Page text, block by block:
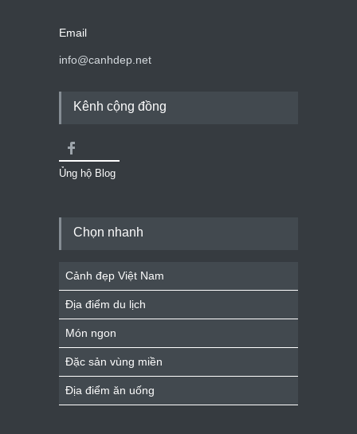
Email
info@canhdep.net
Kênh cộng đồng
Ủng hộ Blog
Chọn nhanh
Cảnh đẹp Việt Nam
Địa điểm du lịch
Món ngon
Đặc sản vùng miền
Địa điểm ăn uống